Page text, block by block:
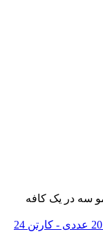
سه در یک کافه